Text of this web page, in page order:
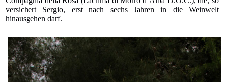
versichert Sergio, erst nach sechs Jahren in die Weinwelt
hinausgehen darf.